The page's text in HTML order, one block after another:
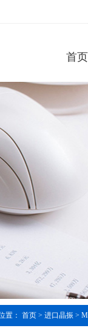
首页
置： 首页 > 进口晶振 >